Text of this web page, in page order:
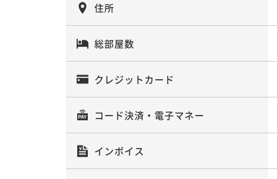
住所
総部屋数
クレジットカード
コード決済・電子マネー
インボイス